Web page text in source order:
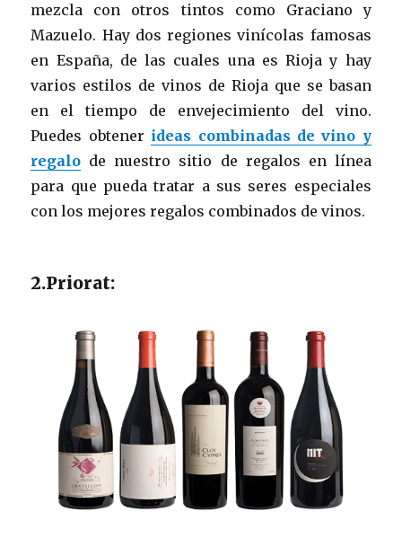
mezcla con otros tintos como Graciano y
Mazuelo. Hay dos regiones vinícolas famosas
en España, de las cuales una es Rioja y hay
varios estilos de vinos de Rioja que se basan
en el tiempo de envejecimiento del vino.
Puedes obtener ideas combinadas de vino y
regalo de nuestro sitio de regalos en línea
para que pueda tratar a sus seres especiales
con los mejores regalos combinados de vinos.
2.Priorat: